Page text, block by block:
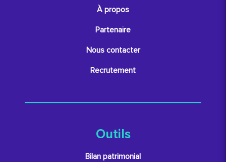
À propos
Partenaire
Nous contacter
Recrutement
Outils
Bilan patrimonial